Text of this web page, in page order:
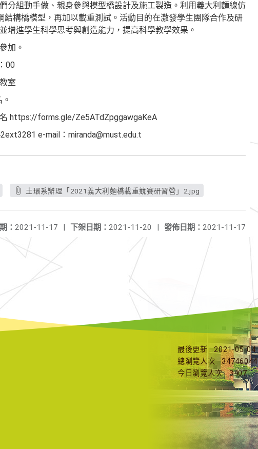
分組動手做、親身參與模型橋設計及施工製造。利用義大利麵線仿
構橋模型，再加以載重測試。活動目的在激發學生團隊合作及研
增進學生科學思考與創造能力，提高科學教學效果。
加。
00
室
https://forms.gle/Ze5ATdZpggawgaKeA
e-mail：miranda@must.edu.t
土環系辦理「2021義大利麵橋載重競賽研習營」2.jpg
發佈日期： 2021-11-17
下架日期： 2021-11-20 |
： 2021-11-17 |
最後更新
2021-05-04
總瀏覽人次
34746044
今日瀏覽人次
3407